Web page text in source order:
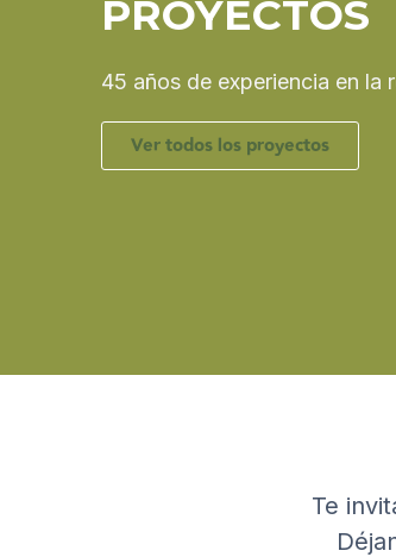
PROYECTOS
45 años de experiencia en la
Ver todos los proyectos
Te